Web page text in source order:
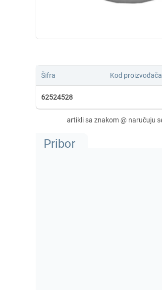
Šifra Kod proizvođača
62524528
Pribor